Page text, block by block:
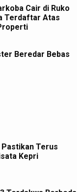
Cair di Ruko
Terdaftar Atas
Beredar Bebas
Terus
Kepri